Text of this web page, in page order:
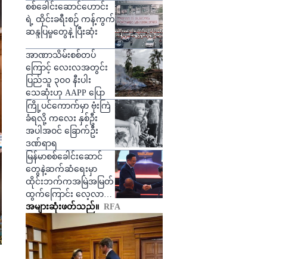
ထပ်မံပြောကြား
စစ်ခေါင်းဆောင်ဟောင်း
ရဲ့ ထိုင်းခရီးစဉ် ကန့်ကွက်
ဆန္ဒပြမှုတွေနဲ့ ပြီးဆုံး
အာဏာသိမ်းစစ်တပ်
ကြောင့် လေးလအတွင်း
ပြည်သူ ၃၀၀ နီးပါး
သေဆုံးဟု AAPP ပြော
ကြို့ပင်ကောက်မှာ ဗုံးကြဲ
ခံရလို့ ကလေး နှစ်ဦး
အပါအဝင် ခြောက်ဦး
ဒဏ်ရာရ
မြန်မာစစ်ခေါင်းဆောင်
တွေနဲ့ဆက်ဆံရေးမှာ
ထိုင်းဘက်ကအမြဲအမြတ်
ထွက်ကြောင်း လေ့လာသူ
တွေပြော
အများဆုံးဖတ်သည်။ RFA